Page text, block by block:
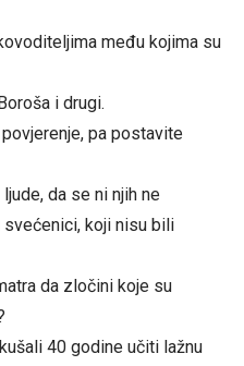
među kojima su
i drugi.
pa postavite
da se ni njih ne
koji nisu bili
da zločini koje su
40 godine učiti lažnu